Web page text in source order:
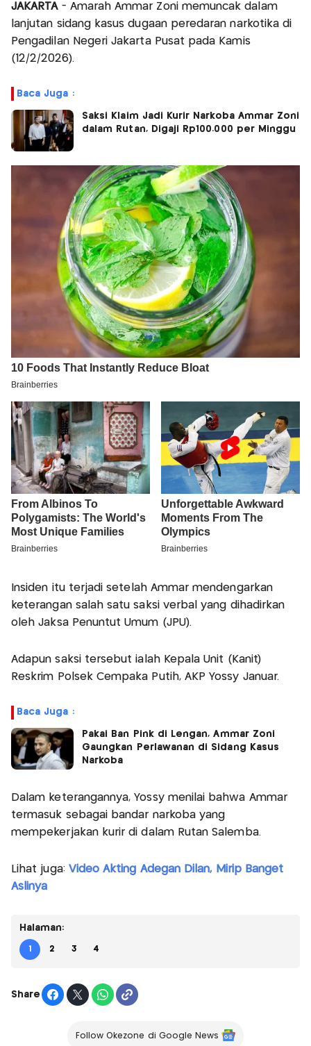
JAKARTA - Amarah Ammar Zoni memuncak dalam
lanjutan sidang kasus dugaan peredaran narkotika di
Pengadilan Negeri Jakarta Pusat pada Kamis
(12/2/2026).
Baca Juga :
Saksi Klaim Jadi Kurir Narkoba Ammar Zoni
dalam Rutan, Digaji Rp100.000 per Minggu
Insiden itu terjadi setelah Ammar mendengarkan
keterangan salah satu saksi verbal yang dihadirkan
oleh Jaksa Penuntut Umum (JPU).
Adapun saksi tersebut ialah Kepala Unit (Kanit)
Reskrim Polsek Cempaka Putih, AKP Yossy Januar.
Baca Juga :
Pakai Ban Pink di Lengan, Ammar Zoni
Gaungkan Perlawanan di Sidang Kasus
Narkoba
Dalam keterangannya, Yossy menilai bahwa Ammar
termasuk sebagai bandar narkoba yang
mempekerjakan kurir di dalam Rutan Salemba.
Lihat juga: Video Akting Adegan Dilan, Mirip Banget
Aslinya
Halaman:
1 2 3 4
Share
Follow Okezone di Google News